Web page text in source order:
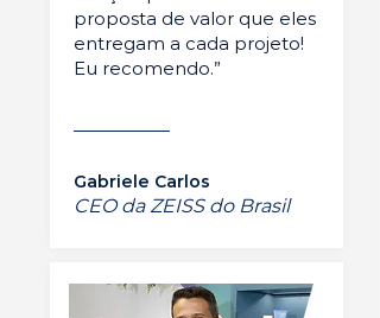
proposta de valor que eles
entregam a cada projeto!
Eu recomendo.”
Gabriele Carlos
CEO da ZEISS do Brasil